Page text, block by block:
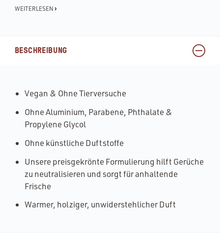
WEITERLESEN ›
BESCHREIBUNG
Vegan & Ohne Tierversuche
Ohne Aluminium, Parabene, Phthalate &
Propylene Glycol
Ohne künstliche Duftstoffe
Unsere preisgekrönte Formulierung hilft Gerüche
zu neutralisieren und sorgt für anhaltende
Frische
Warmer, holziger, unwiderstehlicher Duft